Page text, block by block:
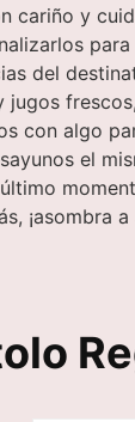
cariño y
del
jugos
con algo
el
¡asombra